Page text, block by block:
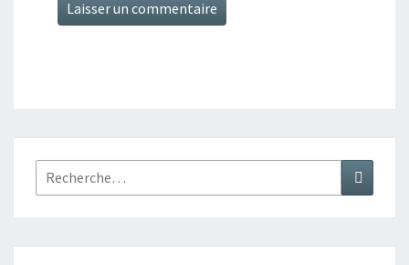
Rechercher :